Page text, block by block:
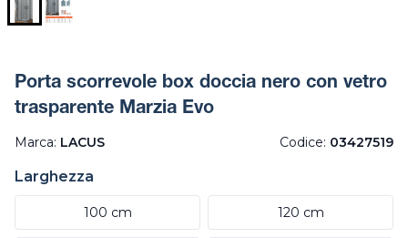
Porta scorrevole box doccia nero con vetro
trasparente Marzia Evo
Marca: LACUS Codice: 03427519
Larghezza
100 cm 120 cm